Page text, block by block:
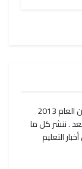
تأسست منصة واكاديمية كتاتيب اونلاين في يناير من العام 2013
. ننشر كل ما
التعليم